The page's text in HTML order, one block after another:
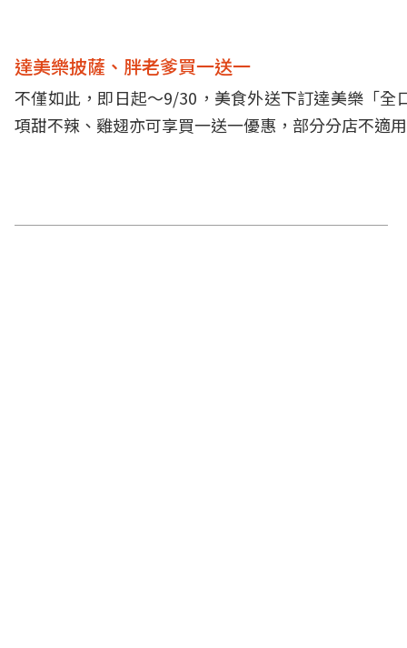
達美樂披薩、胖老爹買一送一
不僅如此，即日起～9/30，美食外送下訂達美樂「
項甜不辣、雞翅亦可享買一送一優惠，部分分店不適